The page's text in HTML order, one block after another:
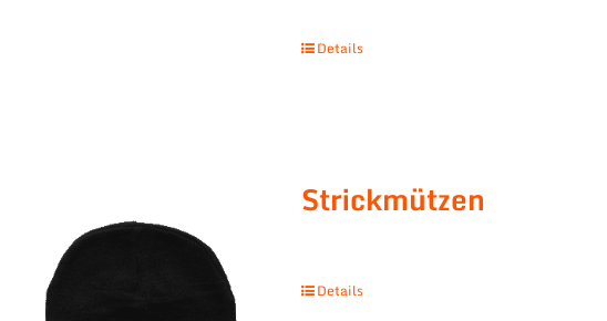
Details
Strickmützen
Details